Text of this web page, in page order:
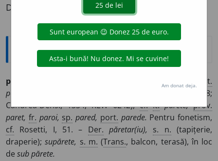
Definiția cu ID-ul 504781:
Etimologice
per
Lat.
părĕtem,
(Pușcariu 1268;
Candrea-Dens., 1334; REW 6242),cf. it. parete, prov.
paret, fr. paroi, sp. pared, port. parede. Pentru fonetism,
cf. Rosetti, I, 51. – Der. păretar(iu), s. n. (tapițerie,
draperie);supărete, s. m. (Trans., balcon, terasă), în loc
de sub părete.
Am donat deja.